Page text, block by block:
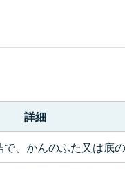
詳細
、かんのふた又は底